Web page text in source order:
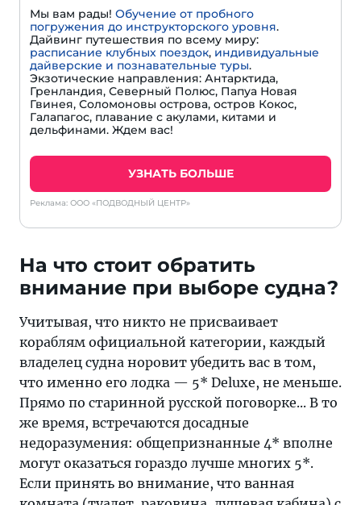
Мы вам рады! Обучение от пробного
погружения до инструкторского уровня.
Дайвинг путешествия по всему миру:
расписание клубных поездок, индивидуальные
дайверские и познавательные туры.
Экзотические направления: Антарктида,
Гренландия, Северный Полюс, Папуа Новая
Гвинея, Соломоновы острова, остров Кокос,
Галапагос, плавание с акулами, китами и
дельфинами. Ждем вас!
УЗНАТЬ БОЛЬШЕ
Реклама: ООО «ПОДВОДНЫЙ ЦЕНТР»
На что стоит обратить
внимание при выборе судна?
Учитывая, что никто не присваивает
кораблям официальной категории, каждый
владелец судна норовит убедить вас в том,
что именно его лодка — 5* Deluxe, не меньше.
Прямо по старинной русской поговорке... В то
же время, встречаются досадные
недоразумения: общепризнанные 4* вполне
могут оказаться гораздо лучше многих 5*.
Если принять во внимание, что ванная